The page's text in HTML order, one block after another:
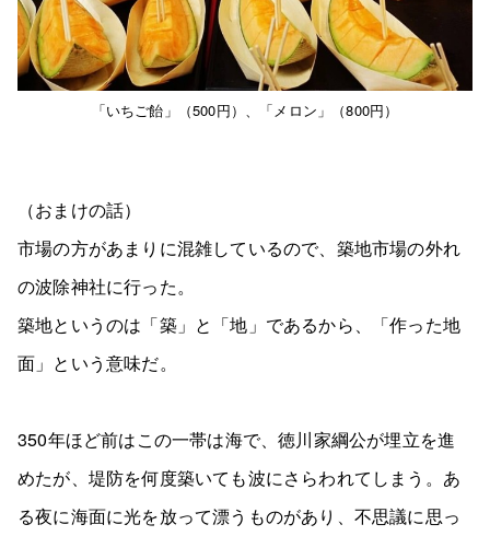
「いちご飴」（500円）、「メロン」（800円）
（おまけの話）
市場の方があまりに混雑しているので、築地市場の外れ
の波除神社に行った。
築地というのは「築」と「地」であるから、「作った地
面」という意味だ。
350年ほど前はこの一帯は海で、徳川家綱公が埋立を進
めたが、堤防を何度築いても波にさらわれてしまう。あ
る夜に海面に光を放って漂うものがあり、不思議に思っ